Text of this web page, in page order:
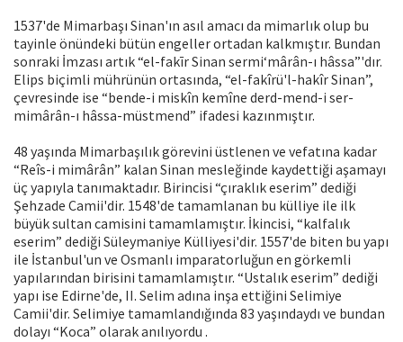
1537'de Mimarbaşı Sinan'ın asıl amacı da mimarlık olup bu
tayinle önündeki bütün engeller ortadan kalkmıştır. Bundan
sonraki İmzası artık “el-fakīr Sinan sermi‘mârân-ı hâssa”'dır.
Elips biçimli mührünün ortasında, “el-fakîrü'l-hakîr Sinan”,
çevresinde ise “bende-i miskîn kemîne derd-mend-i ser-
mimârân-ı hâssa-müstmend” ifadesi kazınmıştır.
48 yaşında Mimarbaşılık görevini üstlenen ve vefatına kadar
“Reîs-i mimârân” kalan Sinan mesleğinde kaydettiği aşamayı
üç yapıyla tanımaktadır. Birincisi “çıraklık eserim” dediği
Şehzade Camii'dir. 1548'de tamamlanan bu külliye ile ilk
büyük sultan camisini tamamlamıştır. İkincisi, “kalfalık
eserim” dediği Süleymaniye Külliyesi'dir. 1557'de biten bu yapı
ile İstanbul'un ve Osmanlı imparatorluğun en görkemli
yapılarından birisini tamamlamıştır. “Ustalık eserim” dediği
yapı ise Edirne'de, II. Selim adına inşa ettiğini Selimiye
Camii'dir. Selimiye tamamlandığında 83 yaşındaydı ve bundan
dolayı “Koca” olarak anılıyordu .